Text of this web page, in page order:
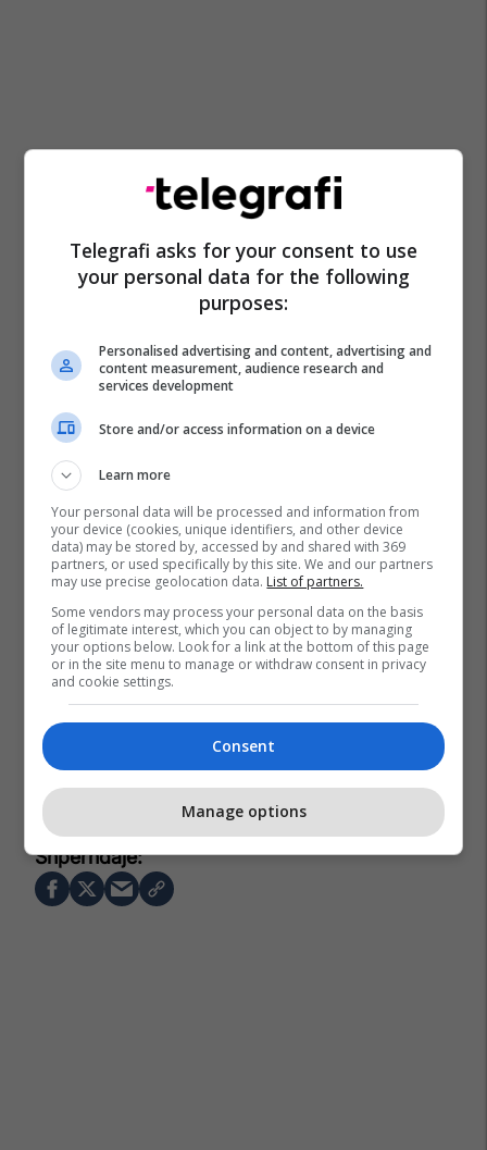
Elon Musk Tesla
Telegrafi asks for your consent to use
your personal data for the following
purposes:
Personalised advertising and content, advertising and
content measurement, audience research and
services development
Store and/or access information on a device
Learn more
Your personal data will be processed and information from
your device (cookies, unique identifiers, and other device
data) may be stored by, accessed by and shared with 369
partners, or used specifically by this site. We and our partners
may use precise geolocation data. List of partners.
Some vendors may process your personal data on the basis
of legitimate interest, which you can object to by managing
your options below. Look for a link at the bottom of this page
or in the site menu to manage or withdraw consent in privacy
and cookie settings.
Consent
Manage options